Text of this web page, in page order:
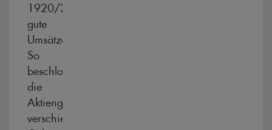
1920/21
gute
Umsätze.
So
beschloss
die
Aktiengesellschaft
verschiedene